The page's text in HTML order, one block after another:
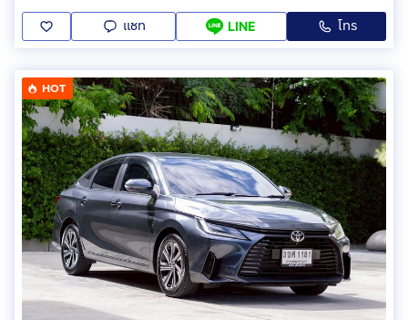
แชท LINE โทร
HOT